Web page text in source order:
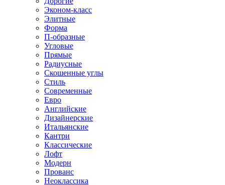
Эконом-класс
Элитные
Форма
П-образные
Угловые
Прямые
Радиусные
Скошенные углы
Стиль
Современные
Евро
Английские
Дизайнерские
Итальянские
Кантри
Классические
Лофт
Модерн
Прованс
Неоклассика